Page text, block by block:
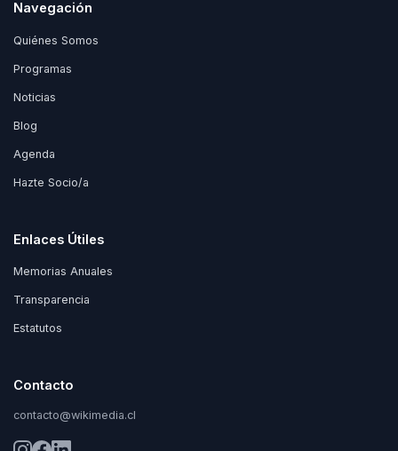
Navegación
Quiénes Somos
Programas
Noticias
Blog
Agenda
Hazte Socio/a
Enlaces Útiles
Memorias Anuales
Transparencia
Estatutos
Contacto
contacto@wikimedia.cl